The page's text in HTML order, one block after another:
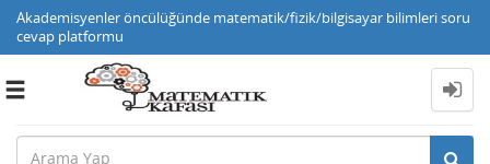
Akademisyenler öncülüğünde matematik/fizik/bilgisayar bilimleri soru
cevap platformu
Toggle